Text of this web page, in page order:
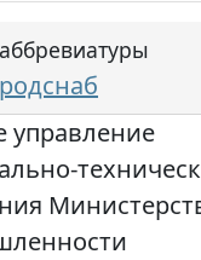
управление